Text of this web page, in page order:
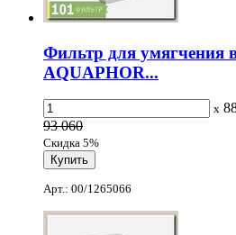
Фильтр для умягчения
AQUAPHOR...
x
93 060
Скидка 5%
Арт.: 00/1265066